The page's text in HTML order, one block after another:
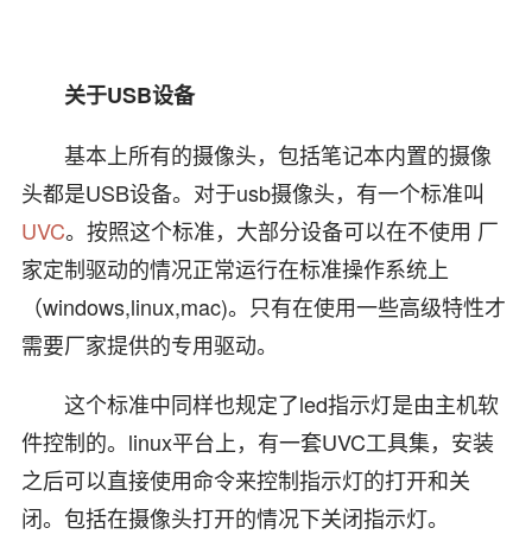
关于USB设备
基本上所有的摄像头，包括笔记本内置的摄像
头都是USB设备。对于usb摄像头，有一个标准叫
UVC。按照这个标准，大部分设备可以在不使用 厂
家定制驱动的情况正常运行在标准操作系统上
（windows,linux,mac)。只有在使用一些高级特性才
需要厂家提供的专用驱动。
这个标准中同样也规定了led指示灯是由主机软
件控制的。linux平台上，有一套UVC工具集，安装
之后可以直接使用命令来控制指示灯的打开和关
闭。包括在摄像头打开的情况下关闭指示灯。